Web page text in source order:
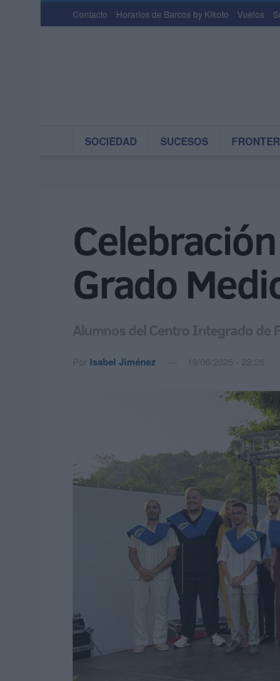
Contacto Horarios de Barcos by Kikoto Vuelos
SOCIEDAD SUCESOS
Grado
Alumnos del Centro Integrado de
Por Isabel Jiménez 19/06/2025 - 22:26